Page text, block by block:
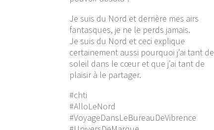
Je suis du Nord et derrière mes airs
fantasques, je ne le perds jamais.
Je suis du Nord et ceci explique
certainement aussi pourquoi j’ai tant de
soleil dans le cœur et que j’ai tant de
plaisir à le partager.
#chti
#AlloLeNord
#VoyageDansLeBureauDeVibrence